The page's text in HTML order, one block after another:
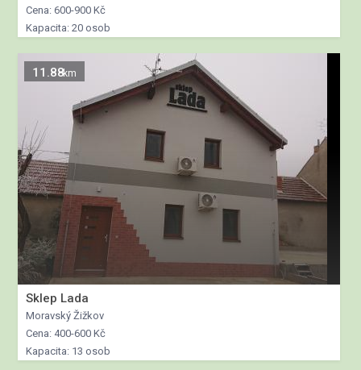
Cena: 600-900 Kč
Kapacita: 20 osob
11.88km
Sklep Lada
Moravský Žižkov
Cena: 400-600 Kč
Kapacita: 13 osob